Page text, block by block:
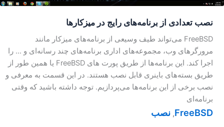
نصب تعدادی از برنامه‌های رایج در میزکار‌ها
FreeBSD می‌تواند طیف وسیعی از برنامه‌های میزکار مانند
مرورگرهای وب، مجموعه‌های اداری برنامه‌های چند رسانه‌ای و … را
اجرا کند. این برنامه‌ها از طریق پورت های FreeBSD یا همین طور از
طریق بسته‌های باینری قابل نصب هستند. در این قسمت به معرفی و
نصب برخی از این برنامه‌ها می‌پردازیم. توجه داشته باشید که وقتی
برنامه‌ای
FreeBSD
, نصب